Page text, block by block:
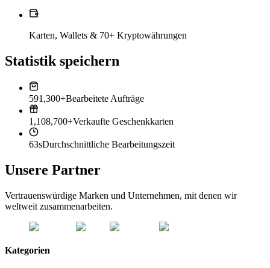
Karten, Wallets & 70+ Kryptowährungen
Statistik speichern
591,300+Bearbeitete Aufträge
1,108,700+Verkaufte Geschenkkarten
63sDurchschnittliche Bearbeitungszeit
Unsere Partner
Vertrauenswürdige Marken und Unternehmen, mit denen wir
weltweit zusammenarbeiten.
Kategorien